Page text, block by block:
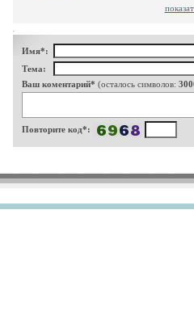
Имя*:
Тема:
Ваш коментарий* (осталось символов:
Повторите код*: